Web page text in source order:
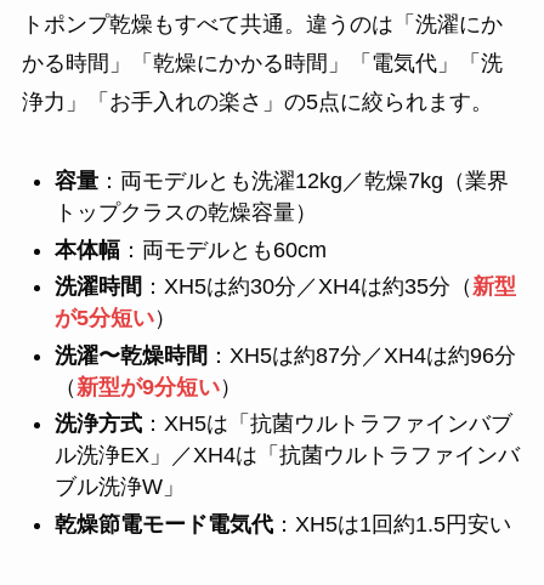
トポンプ乾燥もすべて共通。違うのは「洗濯にか
かる時間」「乾燥にかかる時間」「電気代」「洗
浄力」「お手入れの楽さ」の5点に絞られます。
容量：両モデルとも洗濯12kg／乾燥7kg（業界
トップクラスの乾燥容量）
本体幅：両モデルとも60cm
洗濯時間 ：XH5は約30分／XH4は約35分（新型
が5分短い）
洗濯〜乾燥時間 ：XH5は約87分／XH4は約96分
（ 新型が9分短い）
洗浄方式：XH5は「抗菌ウルトラファインバブ
ル洗浄EX」／XH4は「抗菌ウルトラファインバ
ブル洗浄W」
乾燥節電モード電気代：XH5は1回約1.5円安い